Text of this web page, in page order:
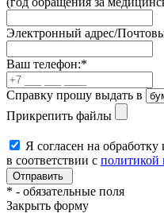
Электронный адрес/
Ваш телефон:*
Справку прошу выдать в
Прикрепить файлы
Я согласен на
в соответствии с политикой
* - обязательные поля
Закрыть форму